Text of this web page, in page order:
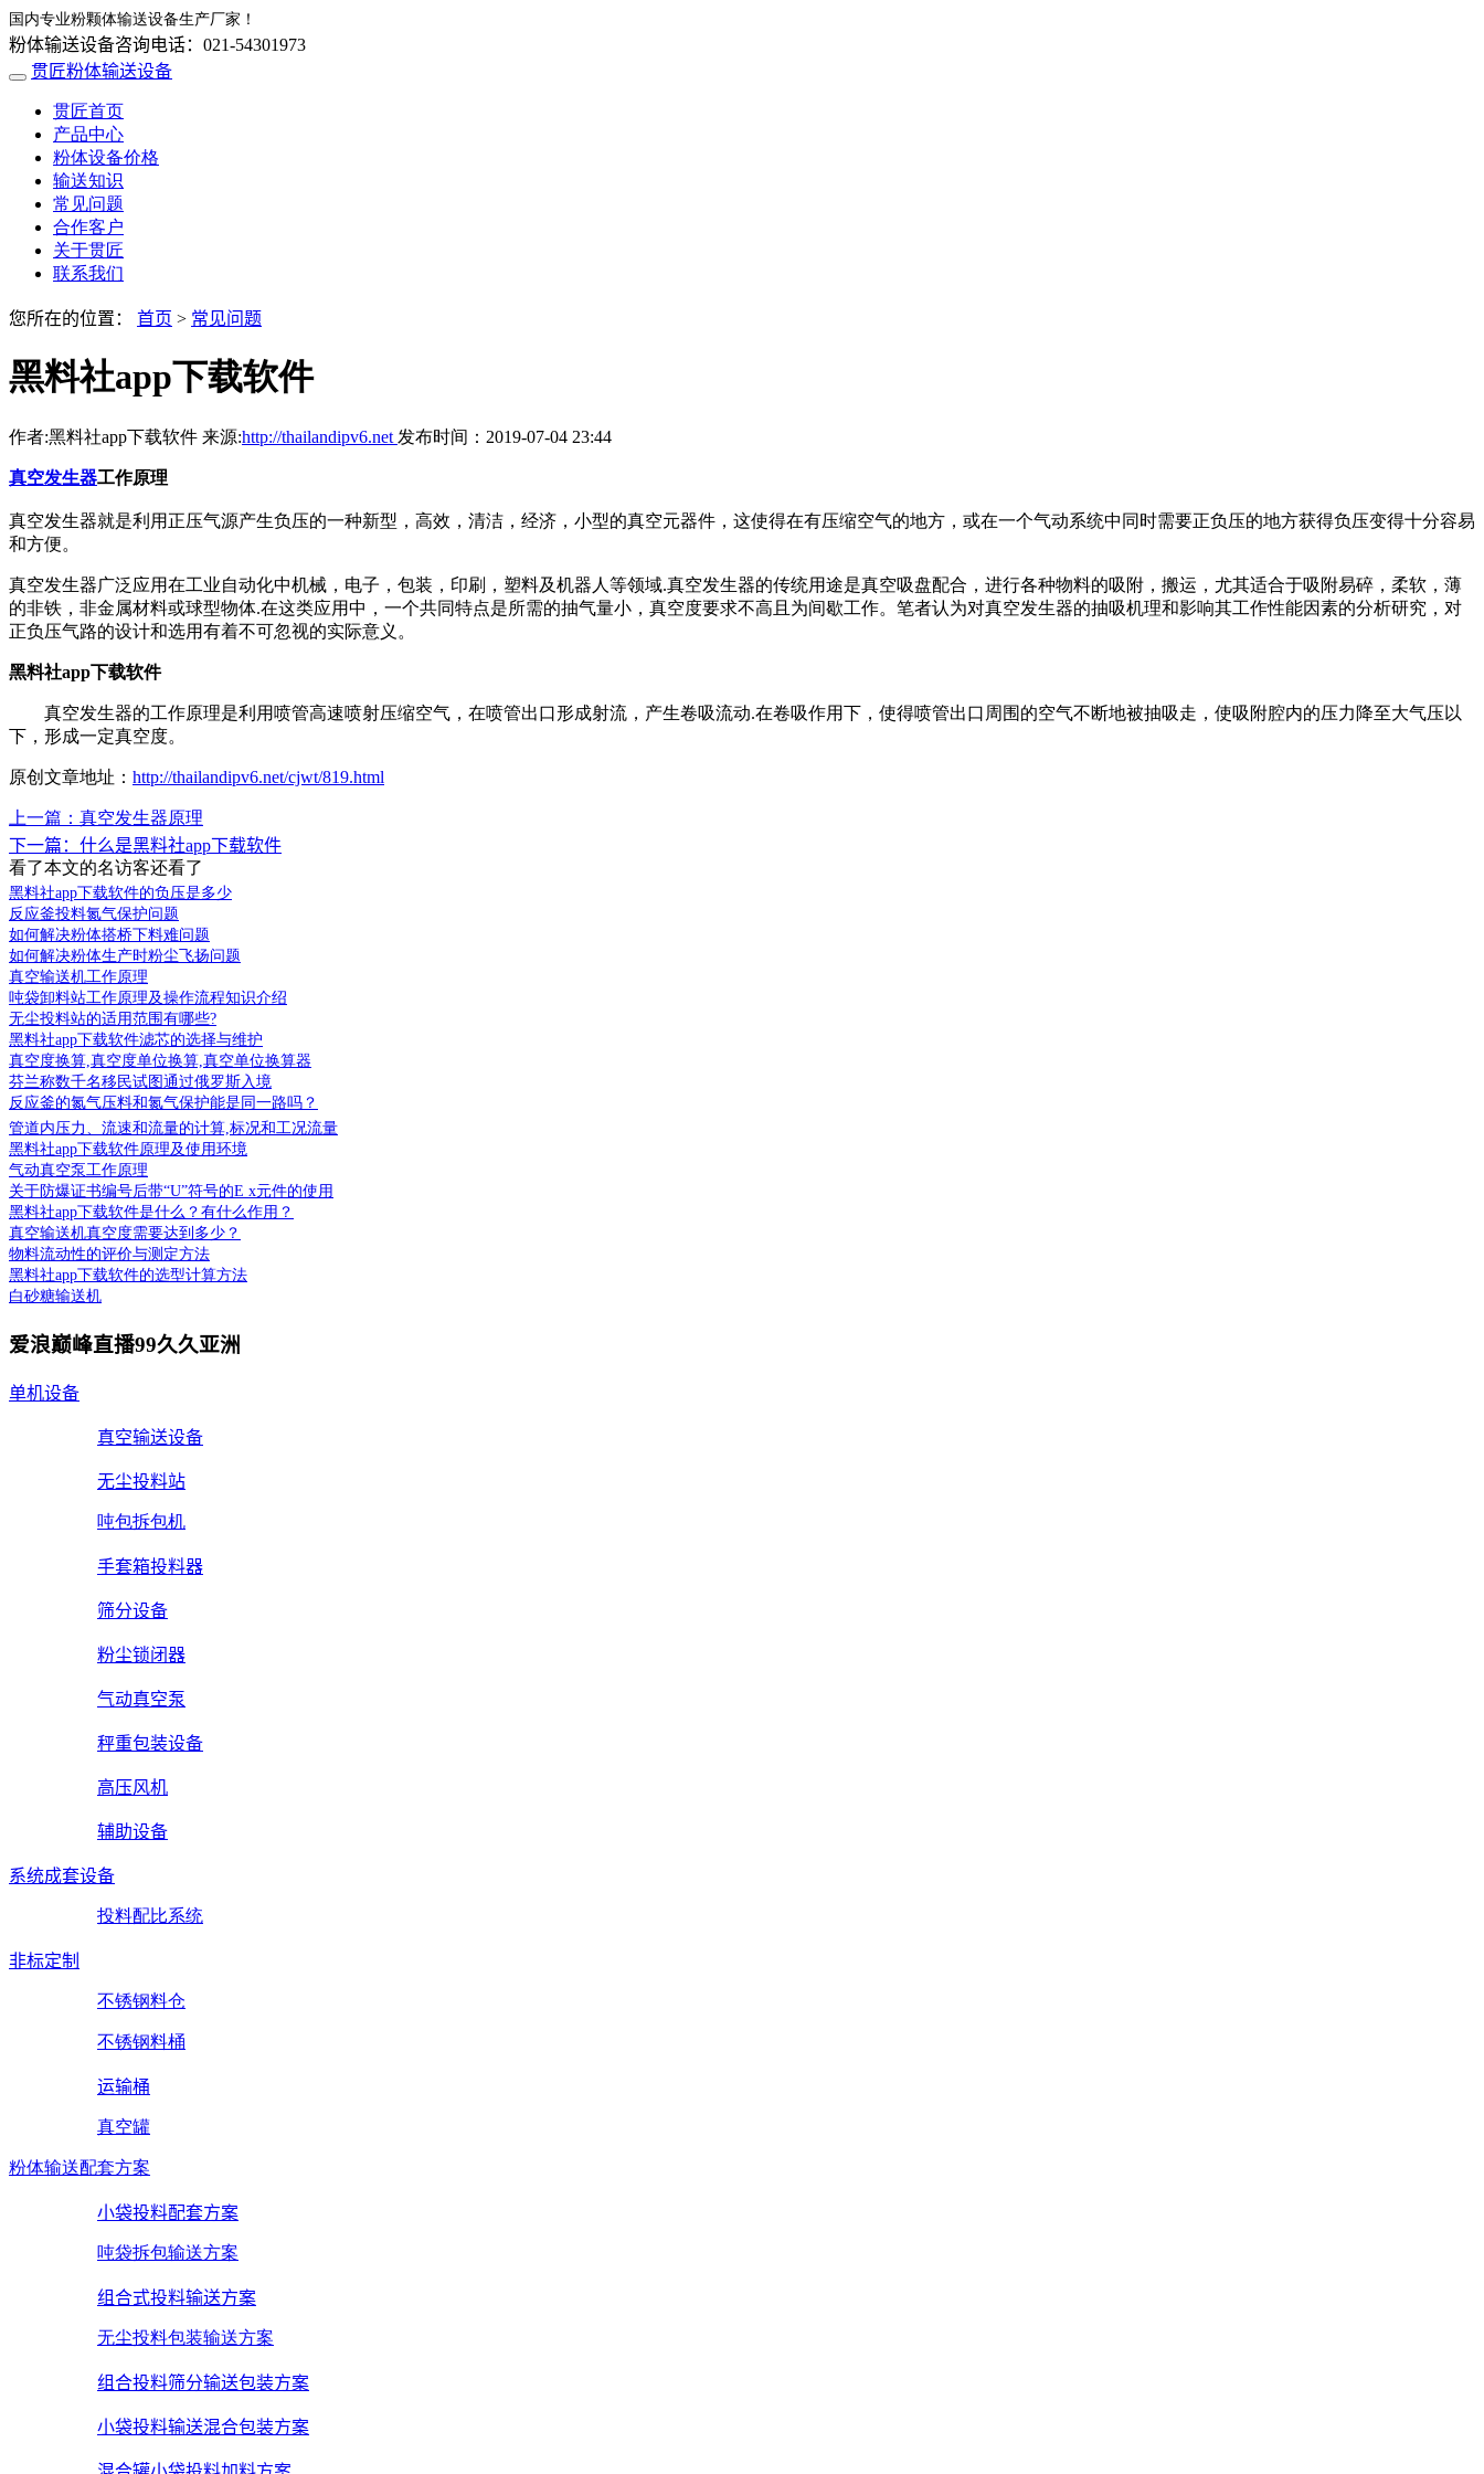
国内专业粉颗体输送设备生产厂家！
粉体输送设备咨询电话：021-54301973
贯匠粉体输送设备
贯匠首页
产品中心
粉体设备价格
输送知识
常见问题
合作客户
关于贯匠
联系我们
您所在的位置： 首页 > 常见问题
黑料社app下载软件
作者:黑料社app下载软件 来源:http://thailandipv6.net 发布时间：2019-07-04 23:44
真空发生器工作原理
真空发生器就是利用正压气源产生负压的一种新型，高效，清洁，经济，小型的真空元器件，这使得在有压缩空气的地方，或在一个气动系统中同时需要正负压的地方获得负压变得十分容易
和方便。
真空发生器广泛应用在工业自动化中机械，电子，包装，印刷，塑料及机器人等领域.真空发生器的传统用途是真空吸盘配合，进行各种物料的吸附，搬运，尤其适合于吸附易碎，柔软，薄
的非铁，非金属材料或球型物体.在这类应用中，一个共同特点是所需的抽气量小，真空度要求不高且为间歇工作。笔者认为对真空发生器的抽吸机理和影响其工作性能因素的分析研究，对
正负压气路的设计和选用有着不可忽视的实际意义。
黑料社app下载软件
真空发生器的工作原理是利用喷管高速喷射压缩空气，在喷管出口形成射流，产生卷吸流动.在卷吸作用下，使得喷管出口周围的空气不断地被抽吸走，使吸附腔内的压力降至大气压以
下，形成一定真空度。
原创文章地址： http://thailandipv6.net/cjwt/819.html
上一篇：真空发生器原理
下一篇：什么是黑料社app下载软件
看了本文的名访客还看了
黑料社app下载软件的负压是多少
反应釜投料氮气保护问题
如何解决粉体搭桥下料难问题
如何解决粉体生产时粉尘飞扬问题
真空输送机工作原理
吨袋卸料站工作原理及操作流程知识介绍
无尘投料站的适用范围有哪些?
黑料社app下载软件滤芯的选择与维护
真空度换算,真空度单位换算,真空单位换算器
芬兰称数千名移民试图通过俄罗斯入境
反应釜的氮气压料和氮气保护能是同一路吗？
管道内压力、流速和流量的计算,标况和工况流量
黑料社app下载软件原理及使用环境
气动真空泵工作原理
关于防爆证书编号后带“U”符号的E x元件的使用
黑料社app下载软件是什么？有什么作用？
真空输送机真空度需要达到多少？
物料流动性的评价与测定方法
黑料社app下载软件的选型计算方法
白砂糖输送机
爱浪巅峰直播99久久亚洲
单机设备
真空输送设备
无尘投料站
吨包拆包机
手套箱投料器
筛分设备
粉尘锁闭器
气动真空泵
秤重包装设备
高压风机
辅助设备
系统成套设备
投料配比系统
非标定制
不锈钢料仓
不锈钢料桶
运输桶
真空罐
粉体输送配套方案
小袋投料配套方案
吨袋拆包输送方案
组合式投料输送方案
无尘投料包装输送方案
组合投料筛分输送包装方案
小袋投料输送混合包装方案